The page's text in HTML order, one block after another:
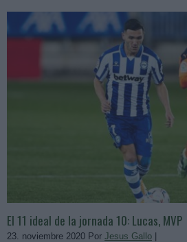
El 11 ideal de la jornada 10: Lucas, MVP
23. noviembre 2020 Por Jesus Gallo